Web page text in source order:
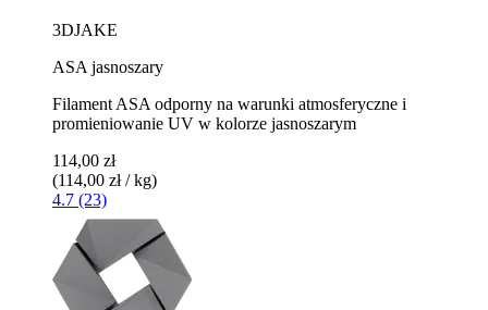
3DJAKE
ASA jasnoszary
Filament ASA odporny na warunki atmosferyczne i
promieniowanie UV w kolorze jasnoszarym
114,00 zł
(114,00 zł / kg)
4.7 (23)